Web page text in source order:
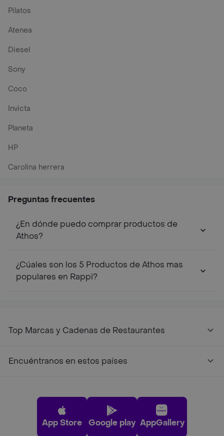
Pilatos
Atenea
Diesel
Sony
Coco
Invicta
Planeta
HP
Carolina herrera
Preguntas frecuentes
¿En dónde puedo comprar productos de
Athos?
¿Cúales son los 5 Productos de Athos mas
populares en Rappi?
Top Marcas y Cadenas de Restaurantes
Encuéntranos en estos países
App Store Google play AppGallery